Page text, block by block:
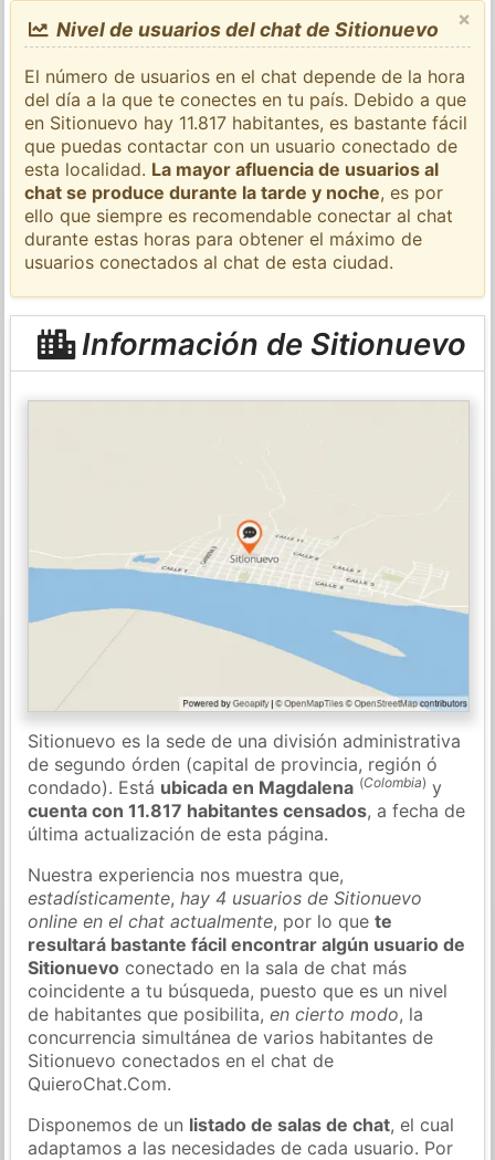
×
Nivel de usuarios del chat de Sitionuevo
El número de usuarios en el chat depende de la hora
del día a la que te conectes en tu país. Debido a que
en Sitionuevo hay 11.817 habitantes, es bastante fácil
que puedas contactar con un usuario conectado de
esta localidad. La mayor afluencia de usuarios al
chat se produce durante la tarde y noche, es por
ello que siempre es recomendable conectar al chat
durante estas horas para obtener el máximo de
usuarios conectados al chat de esta ciudad.
Información de Sitionuevo
Sitionuevo es la sede de una división administrativa
de segundo órden (capital de provincia, región ó
condado). Está ubicada en Magdalena (Colombia) y
cuenta con 11.817 habitantes censados, a fecha de
última actualización de esta página.
Nuestra experiencia nos muestra que,
estadísticamente,hay 4 usuarios de Sitionuevo
online en el chat actualmente, por lo quete
resultará bastante fácil encontrar algún usuario de
Sitionuevo conectado en la sala de chat más
coincidente a tu búsqueda, puesto que es un nivel
de habitantes que posibilita,en cierto modo, la
concurrencia simultánea de varios habitantes de
Sitionuevo conectados en el chat de
QuieroChat.Com.
Disponemos de un listado de salas de chat, el cual
adaptamos a las necesidades de cada usuario. Por